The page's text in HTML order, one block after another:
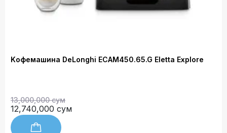
Kофемашина DeLonghi ECAM450.65.G Eletta Explore
13,000,000 сум
12,740,000 сум